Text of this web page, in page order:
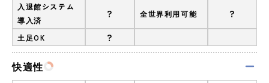
入退館システム
導入済
? 全世界利用可能 ?
土足OK ?
快適性